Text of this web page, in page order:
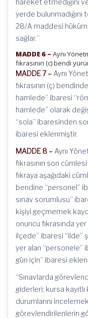
hareket etmediğini
yerde
28/A maddesi
sağlar.”
MADDE 6 – Aynı
fıkrasının (c) bendi
MADDE 7 – Aynı
fıkrasının (ç)
hamlede” ibaresi
hamlede” olarak
“sola” ibaresinden
ibaresi eklenmiştir.
MADDE 8 – Aynı
fıkrasının son
fıkraya aşağıdaki
bendine “personel”
sınav sorumlusu”
kişiyi geçmemek
onuncu fıkrasında
ilçede” ibaresi “ilde”
yer alan “personele”
gün için” ibaresi
“Sınavlarda
giderleri; kursa
durumlarını
görevlendirilenlerin